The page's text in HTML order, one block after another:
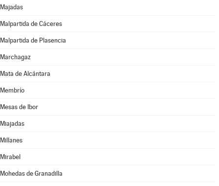
Majadas
Malpartida de Cáceres
Malpartida de Plasencia
Marchagaz
Mata de Alcántara
Membrío
Mesas de Ibor
Miajadas
Millanes
Mirabel
Mohedas de Granadilla